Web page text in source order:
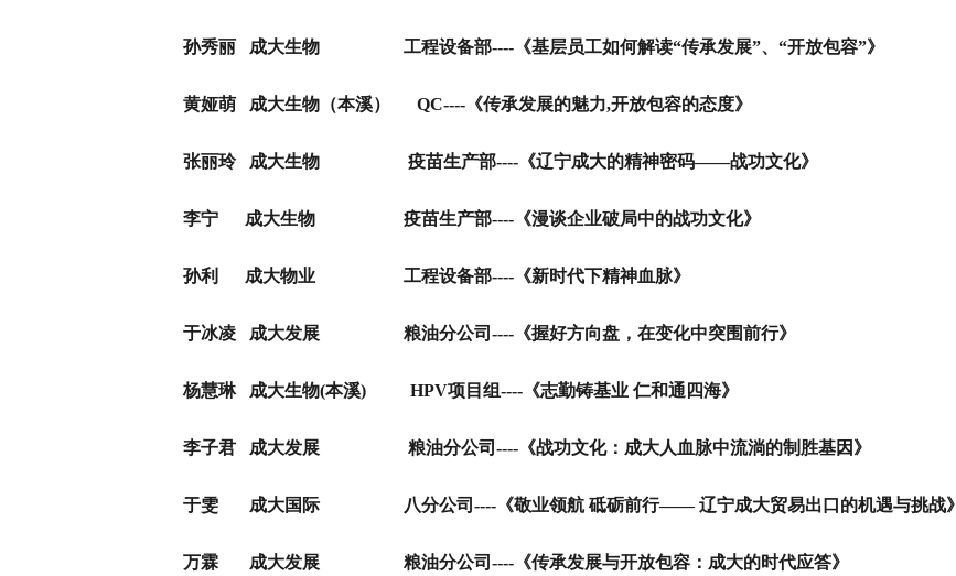
孙秀丽 成大生物 工程设备部---- 《基层员工如何解读“传承发展”、“开放包容”》
黄娅萌 成大生物（本溪） QC---- 《传承发展的魅力,开放包容的态度》
张丽玲 成大生物 疫苗生产部---- 《辽宁成大的精神密码——战功文化》
李宁 成大生物 疫苗生产部---- 《漫谈企业破局中的战功文化》
孙利 成大物业 工程设备部---- 《新时代下精神血脉》
于冰凌 成大发展 粮油分公司---- 《握好方向盘，在变化中突围前行》
杨慧琳 成大生物(本溪) HPV项目组---- 《志勤铸基业 仁和通四海》
李子君 成大发展 粮油分公司---- 《战功文化：成大人血脉中流淌的制胜基因》
于雯 成大国际 八分公司---- 《敬业领航 砥砺前行—— 辽宁成大贸易出口的机遇与挑战》
万霖 成大发展 粮油分公司---- 《传承发展与开放包容：成大的时代应答》